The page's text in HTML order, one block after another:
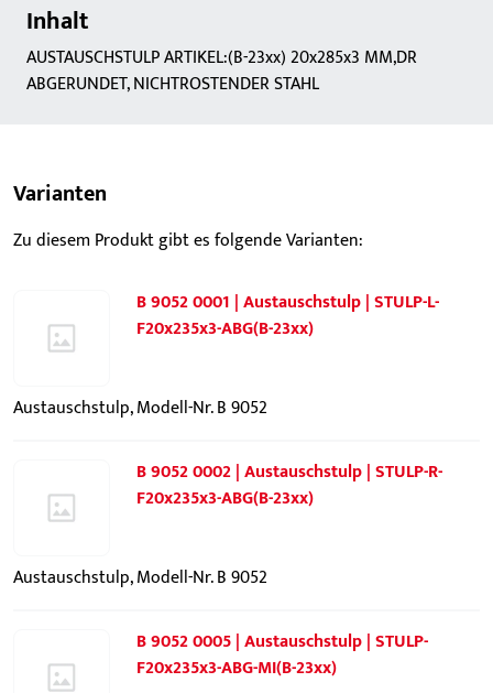
Inhalt
AUSTAUSCHSTULP ARTIKEL:(B-23xx) 20x285x3 MM,DR
ABGERUNDET, NICHTROSTENDER STAHL
Varianten
Zu diesem Produkt gibt es folgende Varianten:
B 9052 0001 | Austauschstulp | STULP-L-
F20x235x3-ABG(B-23xx)
Austauschstulp, Modell-Nr. B 9052
B 9052 0002 | Austauschstulp | STULP-R-
F20x235x3-ABG(B-23xx)
Austauschstulp, Modell-Nr. B 9052
B 9052 0005 | Austauschstulp | STULP-
F20x235x3-ABG-MI(B-23xx)